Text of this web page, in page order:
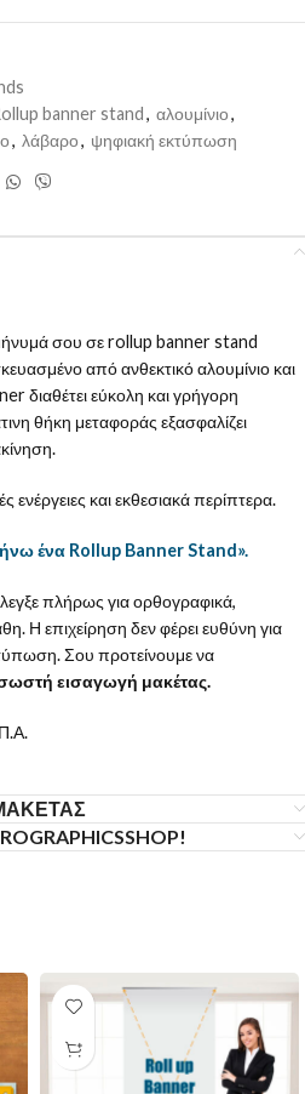
banner stand, αλουμίνιο,
, λάβαρο, ψηφιακή εκτύπωση
σου σε rollup banner stand
από ανθεκτικό αλουμίνιο και
διαθέτει εύκολη και γρήγορη
θήκη μεταφοράς εξασφαλίζει
ενέργειες και εκθεσιακά περίπτερα.
ένα Rollup Banner Stand».
πλήρως για ορθογραφικά,
Η επιχείρηση δεν φέρει ευθύνη για
Σου προτείνουμε να
σωστή εισαγωγή μακέτας.